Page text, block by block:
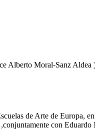
Alberto Moral-Sanz Aldea
de Arte de Europa,
con